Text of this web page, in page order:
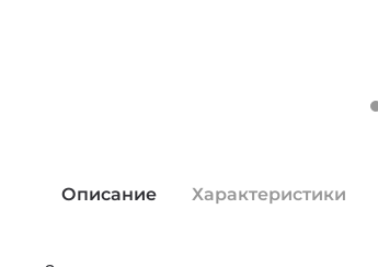
Описание Характеристики